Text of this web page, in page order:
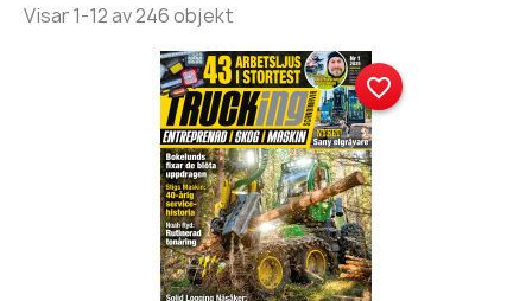
Visar 1-12 av 246 objekt
favorite_border